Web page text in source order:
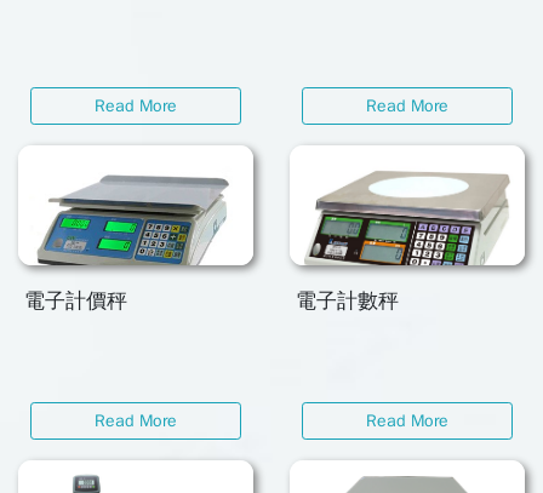
Read More Read More
電子計價秤
Read More
電子計數秤
Read More